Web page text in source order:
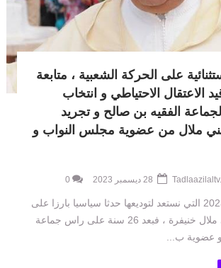
استثنائية على الحركة الشعبية ، متابعة
الاعتقال الاحتياطي و انتخاب
الفقيه بن صالح و تجريد
ملال من عضوية مجلس النواب و
0
عرفت سنة 2023 التي نستعد لتوديعها حدثا سياسيا بارزا على
مستوى جهة بني ملال خنيفرة ، فبعد 26 سنة على راس جماعة
و عضوية ب...